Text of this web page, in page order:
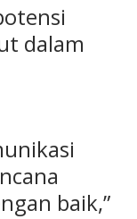
dalam
baik,”